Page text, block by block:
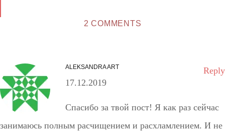
2 COMMENTS
ALEKSANDRA ART
17.12.2019
Спасибо за твой пост! Я как раз сейчас
занимаюсь полным расчищением и расхламлением. И не
Reply